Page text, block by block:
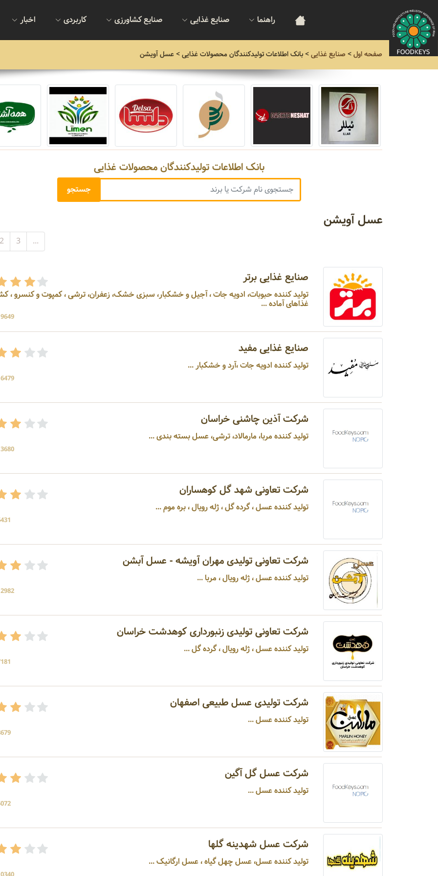
راهنما صنایع غذایی صنایع کشاورزی کاربردی اخبار
صفحه اول> صنایع غذایی>بانک اطلاعات تولیدکنندگان محصولات غذایی> عسل آویشن
بانک اطلاعات تولیدکنندگان محصولات غذایی
عسل آویشن
2 3 ...
صنایع غذایی برتر
تولید کننده حبوبات، ادویه جات ، آجیل و خشکبار، سبزی خشک، زعفران، ترشی ، کمپوت و کنسرو ،
غذاهای آماده ...
19649
صنایع غذایی مفید
تولید کننده ادویه جات ،آرد و خشکبار ...
16479
شرکت آذین چاشنی خراسان
تولید کننده مربا، مارمالاد، ترشی، عسل بسته بندی ...
13680
شرکت تعاونی شهد گل کوهساران
تولید کننده عسل ، گرده گل ، ژله رویال ، بره موم ...
6431
شرکت تعاونی تولیدی مهران آویشه - عسل آبشن
تولید کننده عسل ، ژله رویال ، مربا ...
12982
شرکت تعاونی تولیدی زنبورداری کوهدشت خراسان
تولید کننده عسل ، ژله رویال ، گرده گل ...
7181
شرکت تولیدی عسل طبیعی اصفهان
تولید کننده عسل ...
8679
شرکت عسل گل آگین
تولید کننده عسل ...
5072
شرکت عسل شهدینه گلها
تولید کننده عسل، عسل چهل گیاه ، عسل ارگانیک ...